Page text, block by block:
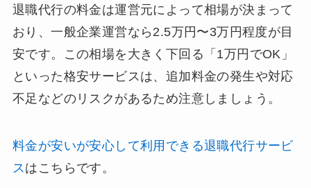
退職代行の料金は運営元によって相場が決まって
おり、一般企業運営なら2.5万円〜3万円程度が目
安です。この相場を大きく下回る「1万円でOK」
といった格安サービスは、追加料金の発生や対応
不足などのリスクがあるため注意しましょう。
料金が安いが安心して利用できる退職代行サービ
スはこちらです。